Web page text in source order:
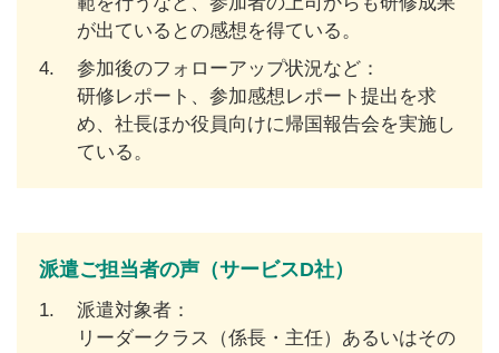
が出ているとの感想を得ている。
4.
参加後のフォローアップ状況など：
研修レポート、参加感想レポート提出を求
め、社長ほか役員向けに帰国報告会を実施し
ている。
派遣ご担当者の声（サービスD社）
1.
派遣対象者：
リーダークラス（係長・主任）あるいはその